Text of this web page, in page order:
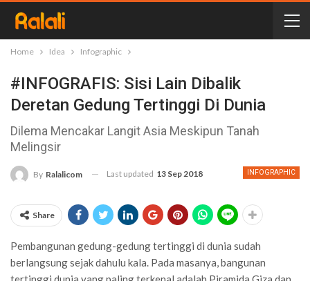
Home Idea Infographic
#INFOGRAFIS: Sisi Lain Dibalik
Deretan Gedung Tertinggi Di Dunia
Dilema Mencakar Langit Asia Meskipun Tanah
Melingsir
INFOGRAPHIC
By Ralalicom Last updated 13 Sep 2018
Share
Pembangunan gedung-gedung tertinggi di dunia sudah
berlangsung sejak dahulu kala. Pada masanya, bangunan